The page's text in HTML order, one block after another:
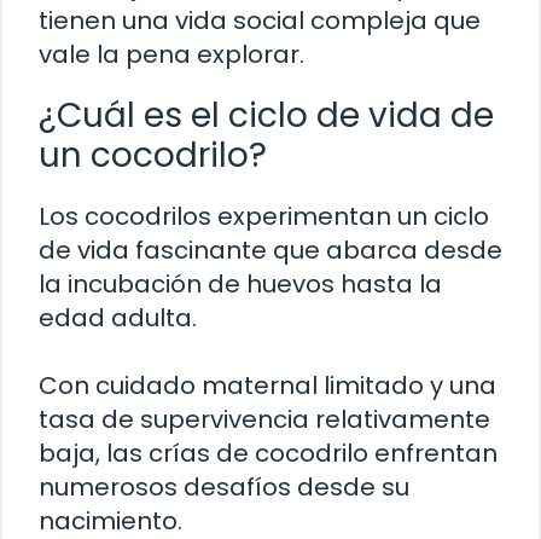
tienen una vida social compleja que
vale la pena explorar.
¿Cuál es el ciclo de vida de
un cocodrilo?
Los cocodrilos experimentan un ciclo
de vida fascinante que abarca desde
la incubación de huevos hasta la
edad adulta.
Con cuidado maternal limitado y una
tasa de supervivencia relativamente
baja, las crías de cocodrilo enfrentan
numerosos desafíos desde su
nacimiento.